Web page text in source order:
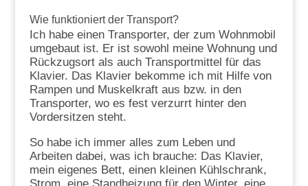
Wie funktioniert der Transport?
Ich habe einen Transporter, der zum Wohnmobil
umgebaut ist. Er ist sowohl meine Wohnung und
Rückzugsort als auch Transportmittel für das
Klavier. Das Klavier bekomme ich mit Hilfe von
Rampen und Muskelkraft aus bzw. in den
Transporter, wo es fest verzurrt hinter den
Vordersitzen steht.
So habe ich immer alles zum Leben und
Arbeiten dabei, was ich brauche: Das Klavier,
mein eigenes Bett, einen kleinen Kühlschrank,